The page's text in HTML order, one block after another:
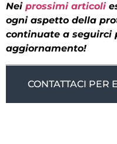
Nei prossimi articoli
ogni aspetto della
continuate a seguirci
aggiornamento!
CONTATTACI PER